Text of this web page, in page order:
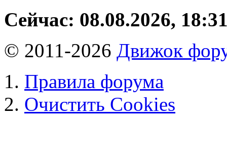
Сейчас: 08.08.2026,
© 2011-2026 Движок
Правила форума
Очистить Cookies